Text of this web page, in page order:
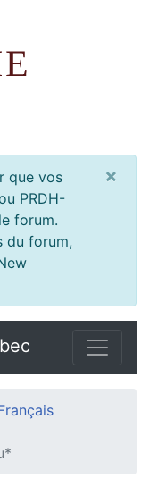
que vos
PRDH-
forum.
du forum,
×